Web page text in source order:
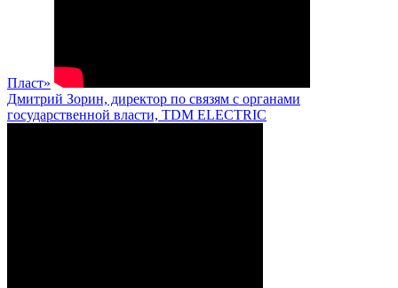
Пласт»
Дмитрий Зорин, директор по связям с органами
государственной власти, TDM ELECTRIC